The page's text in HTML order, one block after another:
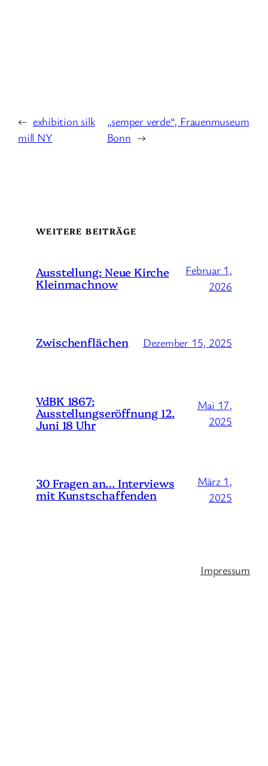
← exhibition silk
mill NY
„semper verde“, Frauenmuseum
Bonn →
WEITERE BEITRÄGE
Ausstellung: Neue Kirche
Kleinmachnow
Februar 1,
2026
Zwischenflächen Dezember 15, 2025
VdBK 1867:
Ausstellungseröffnung 12.
Juni 18 Uhr
Mai 17,
2025
30 Fragen an… Interviews
mit Kunstschaffenden
März 1,
2025
Impressum